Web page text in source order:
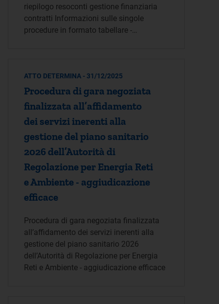
riepilogo resoconti gestione finanziaria
contratti Informazioni sulle singole
procedure in formato tabellare -…
ATTO DETERMINA - 31/12/2025
Procedura di gara negoziata
finalizzata all’affidamento
dei servizi inerenti alla
gestione del piano sanitario
2026 dell’Autorità di
Regolazione per Energia Reti
e Ambiente - aggiudicazione
efficace
Procedura di gara negoziata finalizzata
all’affidamento dei servizi inerenti alla
gestione del piano sanitario 2026
dell’Autorità di Regolazione per Energia
Reti e Ambiente - aggiudicazione efficace